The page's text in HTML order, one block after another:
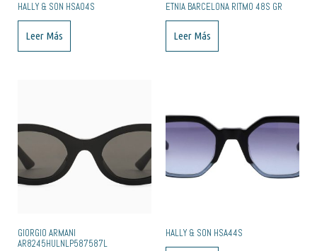
HALLY & SON HSA04S
Leer Más
ETNIA BARCELONA RITMO 48S GR
Leer Más
GIORGIO ARMANI
AR8245HULNLP587587L
HALLY & SON HSA44S